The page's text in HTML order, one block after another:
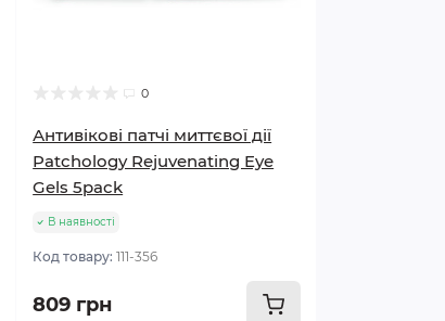
0
Антивікові патчі миттєвої дії
Patchology Rejuvenating Eye
Gels 5pack
В наявності
Код товару:111-356
809 грн